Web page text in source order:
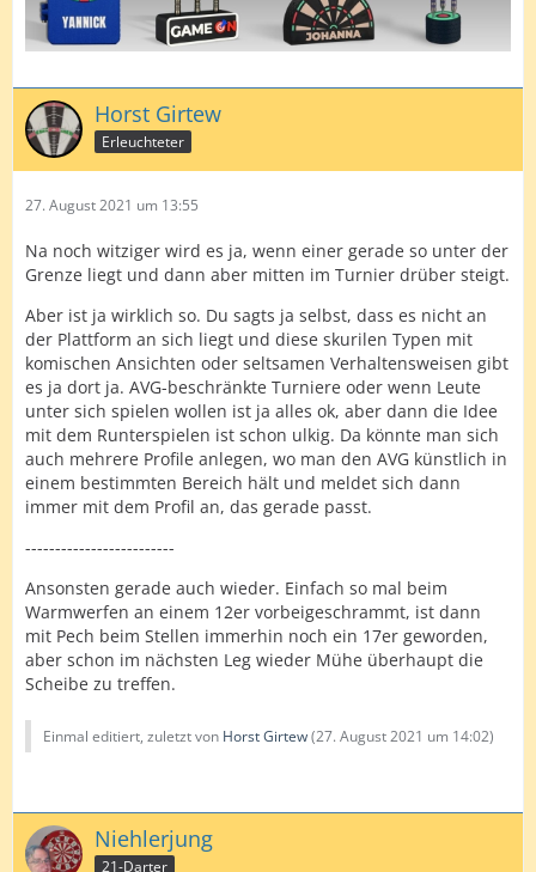
Horst Girtew
Erleuchteter
27. August 2021 um 13:55
Na noch witziger wird es ja, wenn einer gerade so unter der
Grenze liegt und dann aber mitten im Turnier drüber steigt.
Aber ist ja wirklich so. Du sagts ja selbst, dass es nicht an
der Plattform an sich liegt und diese skurilen Typen mit
komischen Ansichten oder seltsamen Verhaltensweisen gibt
es ja dort ja. AVG-beschränkte Turniere oder wenn Leute
unter sich spielen wollen ist ja alles ok, aber dann die Idee
mit dem Runterspielen ist schon ulkig. Da könnte man sich
auch mehrere Profile anlegen, wo man den AVG künstlich in
einem bestimmten Bereich hält und meldet sich dann
immer mit dem Profil an, das gerade passt.
-------------------------
Ansonsten gerade auch wieder. Einfach so mal beim
Warmwerfen an einem 12er vorbeigeschrammt, ist dann
mit Pech beim Stellen immerhin noch ein 17er geworden,
aber schon im nächsten Leg wieder Mühe überhaupt die
Scheibe zu treffen.
Einmal editiert, zuletzt von Horst Girtew(27. August 2021 um 14:02)
Niehlerjung
21-Darter